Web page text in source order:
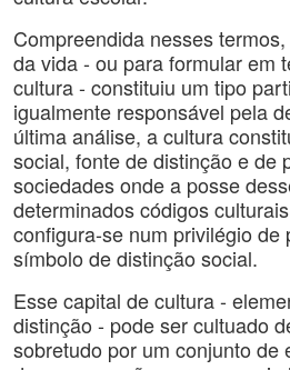
Compreendida nesses
da vida - ou para formular em
cultura - constituiu um tipo
igualmente responsável pela
última análise, a cultura
social, fonte de distinção e de
sociedades onde a posse
determinados códigos
configura-se num privilégio de
símbolo de distinção social.
Esse capital de cultura -
distinção - pode ser cultuado
sobretudo por um conjunto de